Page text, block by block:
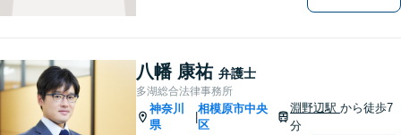
八幡 康祐 弁護士
多湖総合法律事務所
神奈川
県
相模原市中央
区
淵野辺駅から徒歩7
分